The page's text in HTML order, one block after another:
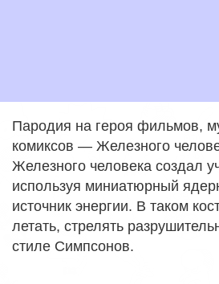
Пародия на героя фильмов,
комиксов — Железного
Железного человека создал
используя миниатюрный
источник энергии. В таком
летать, стрелять
стиле Симпсонов.